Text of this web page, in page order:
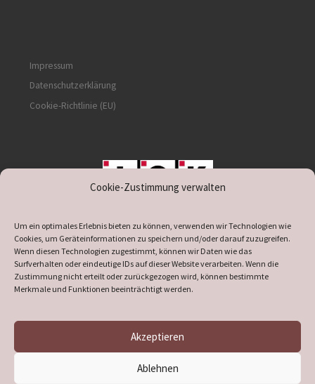
Cookie-Zustimmung verwalten
Um ein optimales Erlebnis bieten zu können, verwenden wir Technologien wie
Cookies, um Geräteinformationen zu speichern und/oder darauf zuzugreifen.
Wenn diesen Technologien zugestimmt, können wir Daten wie das
Surfverhalten oder eindeutige IDs auf dieser Website verarbeiten. Wenn die
Zustimmung nicht erteilt oder zurückgezogen wird, können bestimmte
Merkmale und Funktionen beeinträchtigt werden.
Akzeptieren
Ablehnen
Impressum
Datenschutzerklärung
Cookie-Richtlinie (EU)
supported by DÖ
Heimatverein Verl– Alle Rechte vorbehalten